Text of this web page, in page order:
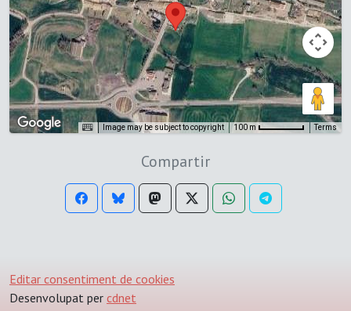
Image may be subject to copyright 100 m Terms
Compartir
Editar consentiment de cookies
Desenvolupat per cdnet